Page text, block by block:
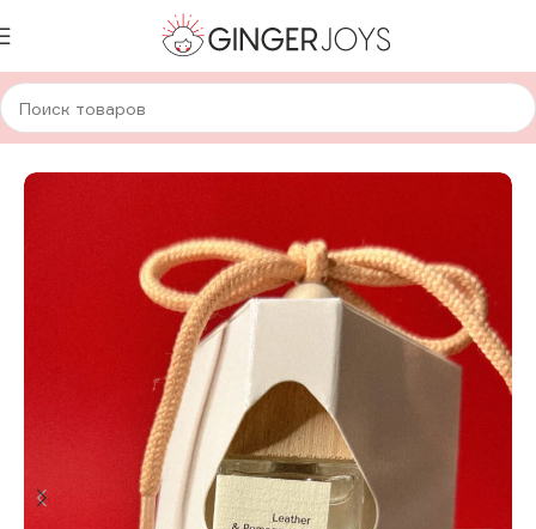
Главная Для дома и уюта Интерьерные ароматы